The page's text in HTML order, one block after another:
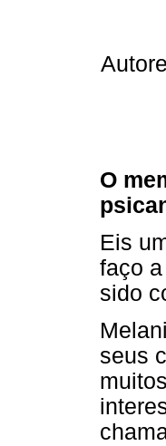
O
Eis
faço
sido
seus